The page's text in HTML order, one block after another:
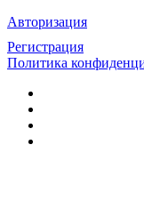
Авторизация
Регистрация
Политика